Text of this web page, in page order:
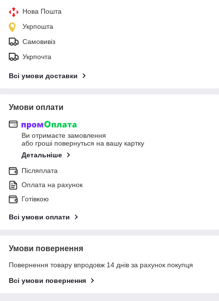
Нова Пошта
Укрпошта
Самовивіз
Укрпочта
Всі умови доставки
Умови оплати
Ви отримаєте замовлення
або гроші повернуться на вашу картку
Детальніше
Післяплата
Оплата на рахунок
Готівкою
Всі умови оплати
Умови повернення
Повернення товару впродовж 14 днів за рахунок покупця
Всі умови повернення